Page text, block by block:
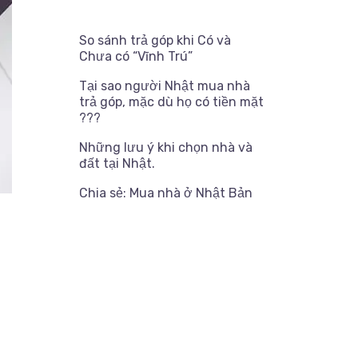
So sánh trả góp khi Có và
Chưa có “Vĩnh Trú”
Tại sao người Nhật mua nhà
trả góp, mặc dù họ có tiền mặt
???
Những lưu ý khi chọn nhà và
đất tại Nhật.
Chia sẻ: Mua nhà ở Nhật Bản